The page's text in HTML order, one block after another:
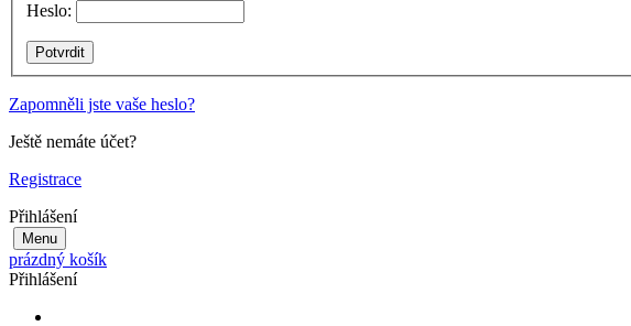
Heslo:
Zapomněli jste vaše heslo?
Ještě nemáte účet?
Registrace
Přihlášení
Menu
prázdný košík
Přihlášení